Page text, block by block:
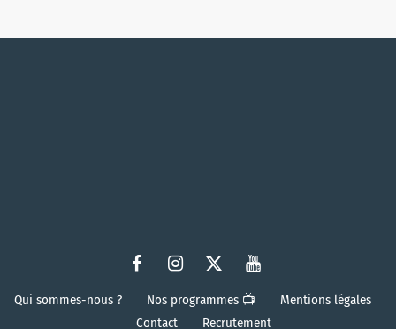
Qui sommes-nous ? Nos programmes 📺
Mentions légales
Contact
Recrutement